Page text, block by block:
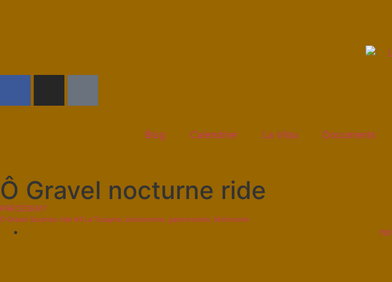
Blog Calendrier La tribu Documents
Ô Gravel nocturne ride
PRÉCÉDENT
Ô Gravel Surprise ride #4 La Tucayne, bistronomie, gastronomie, féminisme